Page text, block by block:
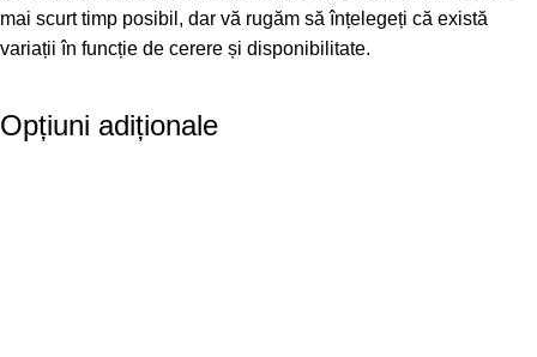
mai scurt timp posibil, dar vă rugăm să înțelegeți că există
variații în funcție de cerere și disponibilitate.
Opțiuni adiționale